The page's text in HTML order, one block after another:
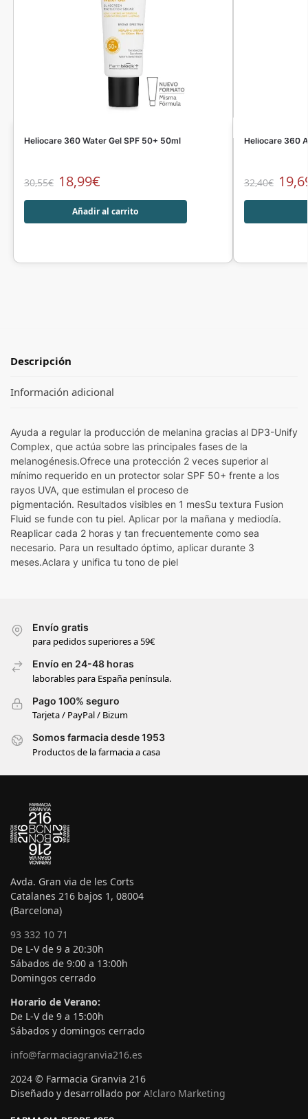
Heliocare 360 Water Gel SPF 50+ 50ml
30,55€ 18,99€
Añadir al carrito
Heliocare 360
32,40€
Descripción
Información adicional
Ayuda a regular la producción de melanina gracias al DP3-Unify
Complex, que actúa sobre las principales fases de la
melanogénesis.Ofrece una protección 2 veces superior al
mínimo requerido en un protector solar SPF 50+ frente a los
rayos UVA, que estimulan el proceso de
pigmentación. Resultados visibles en 1 mesSu textura Fusion
Fluid se funde con tu piel. Aplicar por la mañana y mediodía.
Reaplicar cada 2 horas y tan frecuentemente como sea
necesario. Para un resultado óptimo, aplicar durante 3
meses.Aclara y unifica tu tono de piel
Envío gratis
para pedidos superiores a 59€
Envío en 24-48 horas
laborables para España península.
Pago 100% seguro
Tarjeta / PayPal / Bizum
Somos farmacia desde 1953
Productos de la farmacia a casa
Avda. Gran via de les Corts
Catalanes 216 bajos 1, 08004
(Barcelona)
93 332 10 71
De L-V de 9 a 20:30h
Sábados de 9:00 a 13:00h
Domingos cerrado
Horario de Verano:
De L-V de 9 a 15:00h
Sábados y domingos cerrado
info@farmaciagranvia216.es
2024 © Farmacia Granvia 216
Diseñado y desarrollado por A!claro Marketing